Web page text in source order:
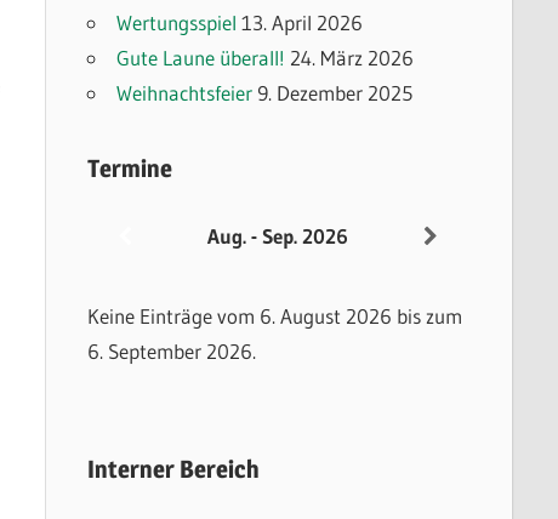
Wertungsspiel 13. April 2026
Gute Laune überall! 24. März 2026
Weihnachtsfeier 9. Dezember 2025
Termine
Aug. - Sep. 2026
Keine Einträge vom 6. August 2026 bis zum
6. September 2026.
Interner Bereich